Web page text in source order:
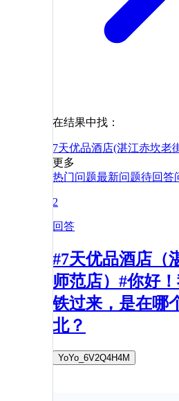
在结果中找：
7天优品酒店(湛江赤坎老
更多
热门问题最新问题待回答
2
回答
#7天优品酒店（
师范店）#你好
铁过来，是在哪
北？
YoYo_6V2Q4H4M